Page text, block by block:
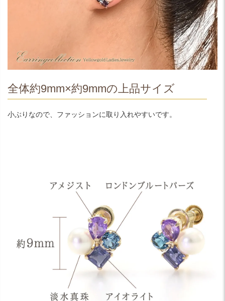
全体約9mm×約9mmの上品サイズ
小ぶりなので、ファッションに取り入れやすいです。